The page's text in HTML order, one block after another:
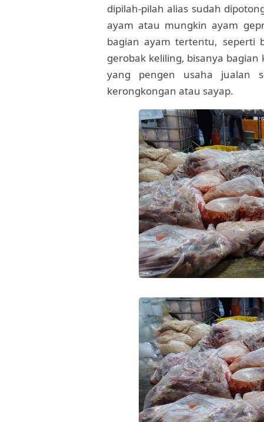
dipilah-pilah alias sudah
ayam atau mungkin ayam
bagian ayam tertentu, seperti
gerobak keliling, bisanya
yang pengen usaha jualan
kerongkongan atau sayap.